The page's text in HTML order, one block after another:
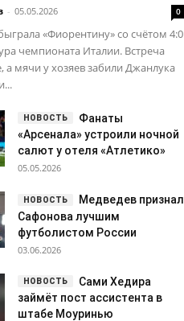
- 05.05.2026 0
«Фиорентину» со счётом 4:0
чемпионата Италии. Встреча
мячи у хозяев забили Джанлука
Фанаты
«Арсенала» устроили ночной
салют у отеля «Атлетико»
05.05.2026
Медведев признал
Сафонова лучшим
футболистом России
03.06.2026
Сами Хедира
займёт пост ассистента в
штабе Моуринью